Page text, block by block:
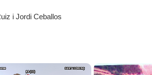
i Jordi Ceballos